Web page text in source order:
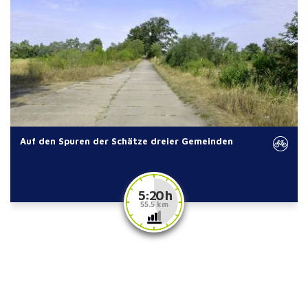
Auf den Spuren der Schätze dreier Gemeinden
5:20 h
55.5 km